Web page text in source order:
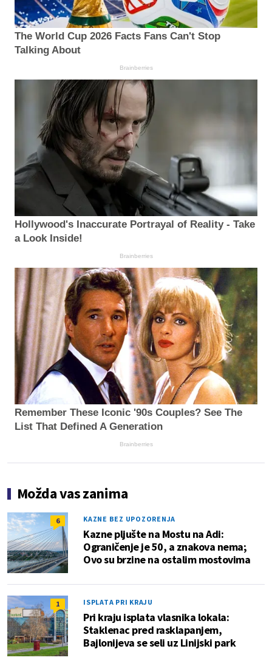
The World Cup 2026 Facts Fans Can't Stop
Talking About
Brainberries
Hollywood's Inaccurate Portrayal of Reality - Take
a Look Inside!
Brainberries
Remember These Iconic '90s Couples? See The
List That Defined A Generation
Brainberries
Možda vas zanima
6 KAZNE BEZ UPOZORENJA
Kazne pljušte na Mostu na Adi:
Ograničenje je 50, a znakova nema;
Ovo su brzine na ostalim mostovima
1 ISPLATA PRI KRAJU
Pri kraju isplata vlasnika lokala:
Staklenac pred rasklapanjem,
Bajlonijeva se seli uz Linijski park